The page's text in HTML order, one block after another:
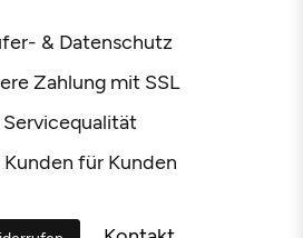
& Datenschutz
Zahlung mit SSL
Servicequalität
Kunden für Kunden